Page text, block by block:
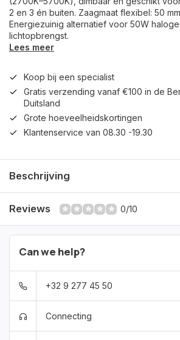
2 en 3 én buiten. Zaagmaat flexibel: 50
Energiezuinig alternatief voor 50W
lichtopbrengst.
Lees meer
Koop bij een specialist
Gratis verzending vanaf €100 in de
Duitsland
Grote hoeveelheidskortingen
Klantenservice van 08.30 -19.30
Beschrijving
Reviews 0/10
Can we help?
+32 9 277 45 50
Connecting